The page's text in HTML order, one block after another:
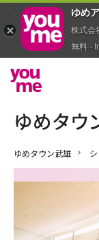
ゆめタウン武雄
ゆめ
株式会
無料 -